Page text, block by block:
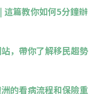
這篇教你如何5分鐘辦
，帶你了解移民趨勢
的看病流程和保險重